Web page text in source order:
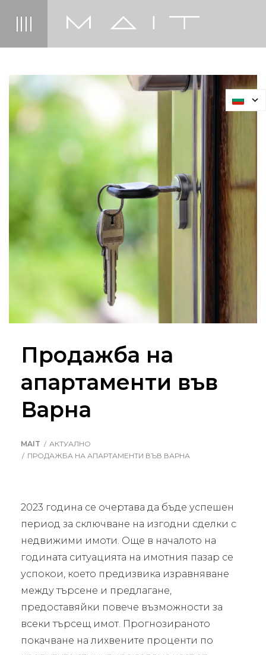
Продажба на
апартаменти във
Варна
MAIT
АКТУАЛНО
ПРОДАЖБА НА АПАРТАМЕНТИ ВЪВ ВАРНА
2023 година се очертава да бъде успешен
период за сключване на изгодни сделки с
недвижими имоти. Още в началото на
годината ситуацията на имотния пазар се
успокои, което предизвика изравняване
между търсене и предлагане,
предоставяйки повече възможности за
всеки търсещ имот. Прогнозираното
покачване на лихвените проценти по